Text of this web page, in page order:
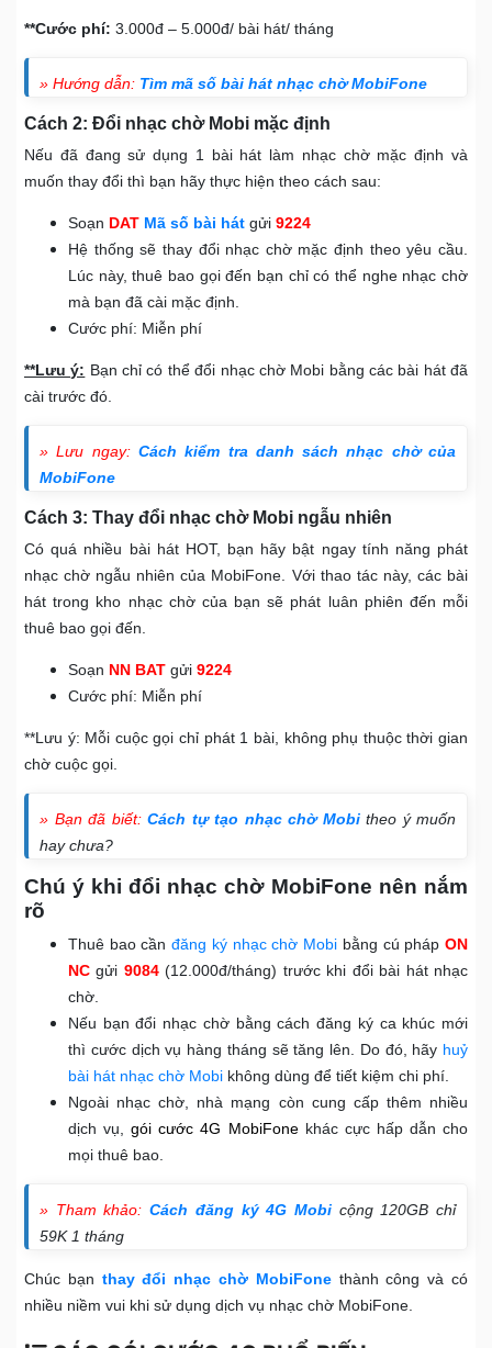
**Cước phí: 3.000đ – 5.000đ/ bài hát/ tháng
» Hướng dẫn: Tìm mã số bài hát nhạc chờ MobiFone
Cách 2: Đổi nhạc chờ Mobi mặc định
Nếu đã đang sử dụng 1 bài hát làm nhạc chờ mặc định và
muốn thay đổi thì bạn hãy thực hiện theo cách sau:
Soạn DAT Mã số bài hát gửi 9224
Hệ thống sẽ thay đổi nhạc chờ mặc định theo yêu cầu.
Lúc này, thuê bao gọi đến bạn chỉ có thể nghe nhạc chờ
mà bạn đã cài mặc định.
Cước phí: Miễn phí
**Lưu ý: Bạn chỉ có thể đổi nhạc chờ Mobi bằng các bài hát đã
cài trước đó.
» Lưu ngay: Cách kiểm tra danh sách nhạc chờ của
MobiFone
Cách 3: Thay đổi nhạc chờ Mobi ngẫu nhiên
Có quá nhiều bài hát HOT, bạn hãy bật ngay tính năng phát
nhạc chờ ngẫu nhiên của MobiFone. Với thao tác này, các bài
hát trong kho nhạc chờ của bạn sẽ phát luân phiên đến mỗi
thuê bao gọi đến.
Soạn NN BAT gửi 9224
Cước phí: Miễn phí
**Lưu ý: Mỗi cuộc gọi chỉ phát 1 bài, không phụ thuộc thời gian
chờ cuộc gọi.
» Bạn đã biết: Cách tự tạo nhạc chờ Mobitheo ý muốn
hay chưa?
Chú ý khi đổi nhạc chờ MobiFone nên nắm
rõ
Thuê bao cầnđăng ký nhạc chờ Mobi bằng cú phápON
NC gửi 9084(12.000đ/tháng) trước khi đổi bài hát nhạc
chờ.
Nếu bạn đổi nhạc chờ bằng cách đăng ký ca khúc mới
thì cước dịch vụ hàng tháng sẽ tăng lên. Do đó, hãy huỷ
bài hát nhạc chờ Mobi không dùng để tiết kiệm chi phí.
Ngoài nhạc chờ, nhà mạng còn cung cấp thêm nhiều
dịch vụ,gói cước 4G MobiFonekhác cực hấp dẫn cho
mọi thuê bao.
» Tham khảo: Cách đăng ký 4G Mobicộng 120GB chỉ
59K 1 tháng
Chúc bạn thay đổi nhạc chờ MobiFonethành công và có
nhiều niềm vui khi sử dụng dịch vụ nhạc chờ MobiFone.